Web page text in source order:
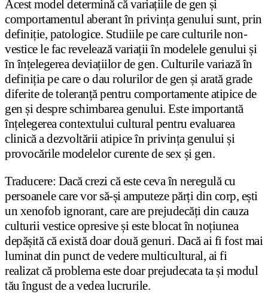
Acest model determină că variațiile de gen și
comportamentul aberant în privința genului sunt, prin
definiție, patologice. Studiile pe care culturile non-
vestice le fac revelează variații în modelele genului și
în înțelegerea deviațiilor de gen. Culturile variază în
definiția pe care o dau rolurilor de gen și arată grade
diferite de toleranță pentru comportamente atipice de
gen și despre schimbarea genului. Este importantă
înțelegerea contextului cultural pentru evaluarea
clinică a dezvoltării atipice în privința genului și
provocările modelelor curente de sex și gen.
Traducere: Dacă crezi că este ceva în neregulă cu
persoanele care vor să-și amputeze părți din corp, ești
un xenofob ignorant, care are prejudecăți din cauza
culturii vestice opresive și este blocat în noțiunea
depășită că există doar două genuri. Dacă ai fi fost mai
luminat din punct de vedere multicultural, ai fi
realizat că problema este doar prejudecata ta și modul
tău îngust de a vedea lucrurile.